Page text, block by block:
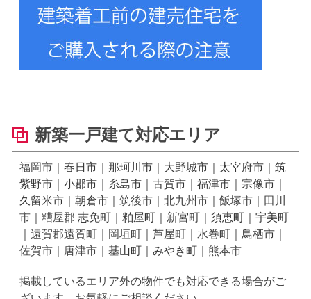
新築一戸建て対応エリア
福岡市｜ 春日市 ｜ 那珂川市 ｜ 大野城市 ｜ 太宰府市 ｜ 筑
紫野市 ｜ 小郡市 ｜ 糸島市 ｜ 古賀市 ｜ 福津市 ｜ 宗像市 ｜
久留米市 ｜ 朝倉市 ｜筑後市｜北九州市｜飯塚市｜田川
市｜糟屋郡 志免町 ｜ 粕屋町 ｜ 新宮町 ｜ 須恵町 ｜ 宇美町
｜遠賀郡遠賀町｜岡垣町｜芦屋町｜水巻町｜ 鳥栖市 ｜
佐賀市｜唐津市｜ 基山町 ｜ みやき町 ｜熊本市
掲載しているエリア外の物件でも対応できる場合がご